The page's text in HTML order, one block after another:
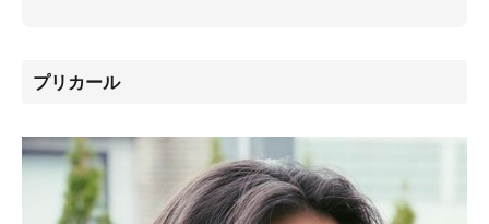
プリカール